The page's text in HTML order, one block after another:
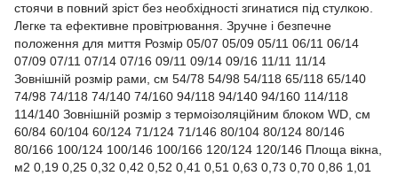
стоячи в повний зріст без необхідності згинатися під стулкою.
Легке та ефективне провітрювання. Зручне і безпечне
положення для миття Розмір 05/07 05/09 05/11 06/11 06/14
07/09 07/11 07/14 07/16 09/11 09/14 09/16 11/11 11/14
Зовнішній розмір рами, см 54/78 54/98 54/118 65/118 65/140
74/98 74/118 74/140 74/160 94/118 94/140 94/160 114/118
114/140 Зовнішній розмір з термоізоляційним блоком WD, см
60/84 60/104 60/124 71/124 71/146 80/104 80/124 80/146
80/166 100/124 100/146 100/166 120/124 120/146 Площа вікна,
м2 0,19 0,25 0,32 0,42 0,52 0,41 0,51 0,63 0,73 0,70 0,86 1,01